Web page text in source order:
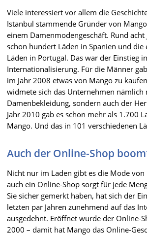
Viele interessiert vor allem die
Istanbul stammende Gründer von
einem Damenmodengeschäft. Rund acht
schon hundert Läden in Spanien und die
Läden in Portugal. Das war der Einstieg
Internationalisierung. Für die Männer
im Jahr 2008 etwas von Mango zu
widmete sich das Unternehmen nämlich
Damenbekleidung, sondern auch der
Jahr 2010 gab es schon mehr als 1.700
Mango. Und das in 101 verschiedenen
Auch der Online-Shop
Nicht nur im Laden gibt es die Mode von
auch ein Online-Shop sorgt für jede
Sie sicher gemerkt haben, hat sich der
letzten par Jahren zunehmend auf das
ausgedehnt. Eröffnet wurde der Online-
2000 – damit hat Mango das Online-